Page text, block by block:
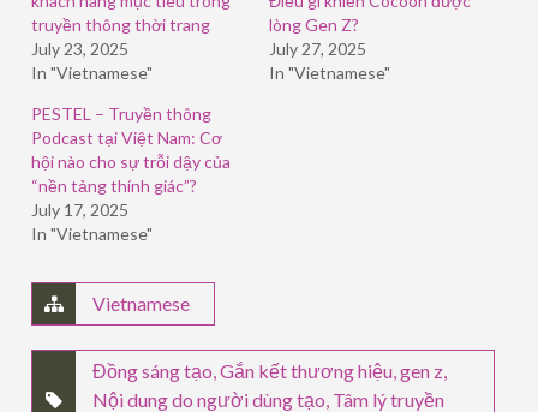
truyền thông thời trang
July 23, 2025
In "Vietnamese"
lòng Gen Z?
July 27, 2025
In "Vietnamese"
PESTEL – Truyền thông
Podcast tại Việt Nam: Cơ
hội nào cho sự trỗi dậy của
“nền tảng thính giác”?
July 17, 2025
In "Vietnamese"
Vietnamese
Đồng sáng tạo ,Gắn kết thương hiệu ,gen z
Nội dung do người dùng tạo Tâm lý truyền